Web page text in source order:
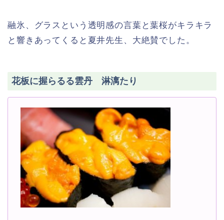
融氷、グラスという透明感の言葉と葉桜がキラキラ
と響きあってくると夏井先生、大絶賛でした。
花板に握らるる雲丹 淋漓たり